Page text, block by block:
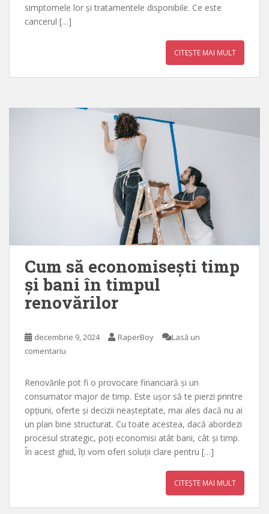
simptomele lor și tratamentele disponibile. Ce este
cancerul […]
CITEȘTE MAI MULT
Cum să economisești timp
și bani în timpul
renovărilor
decembrie 9, 2024 RaperBoy
Lasă un
comentariu
Renovările pot fi o provocare financiară și un
consumator major de timp. Este ușor să te pierzi printre
opțiuni, oferte și decizii neașteptate, mai ales dacă nu ai
un plan bine structurat. Cu toate acestea, dacă abordezi
procesul strategic, poți economisi atât bani, cât și timp.
În acest ghid, îți vom oferi soluții clare pentru […]
CITEȘTE MAI MULT